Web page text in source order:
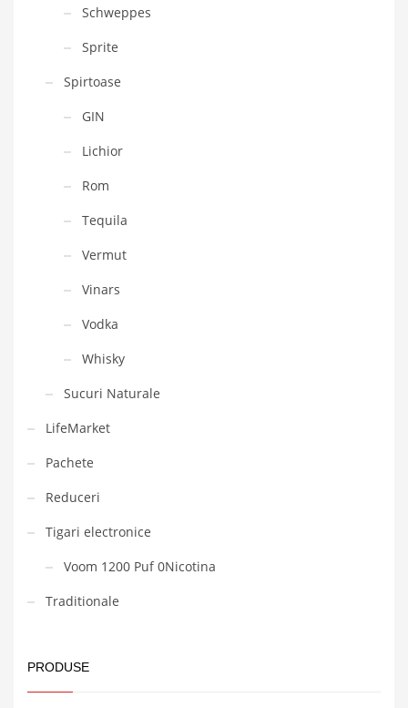
Schweppes
Sprite
Spirtoase
GIN
Lichior
Rom
Tequila
Vermut
Vinars
Vodka
Whisky
Sucuri Naturale
LifeMarket
Pachete
Reduceri
Tigari electronice
Voom 1200 Puf 0Nicotina
Traditionale
PRODUSE